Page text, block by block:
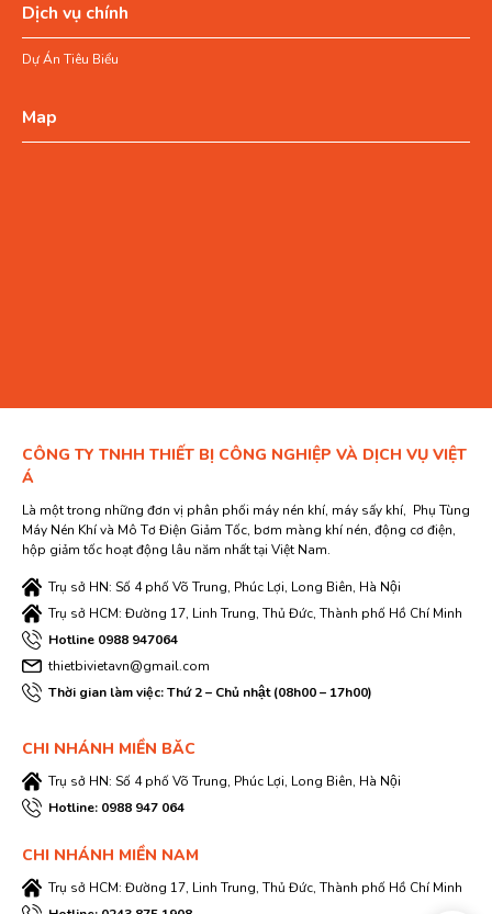
Dịch vụ chính
Dự Án Tiêu Biểu
Map
CÔNG TY TNHH THIẾT BỊ CÔNG NGHIỆP VÀ DỊCH VỤ VIỆT
Á
Là một trong những đơn vị phân phối máy nén khí, máy sấy khí, Phụ Tùng
Máy Nén Khí và Mô Tơ Điện Giảm Tốc, bơm màng khí nén, động cơ điện,
hộp giảm tốc hoạt động lâu năm nhất tại Việt Nam.
Trụ sở HN: Số 4 phố Võ Trung, Phúc Lợi, Long Biên, Hà Nội
Trụ sở HCM: Đường 17, Linh Trung, Thủ Đức, Thành phố Hồ Chí Minh
Hotline 0988 947064
thietbivietavn@gmail.com
Thời gian làm việc: Thứ 2 – Chủ nhật (08h00 – 17h00)
CHI NHÁNH MIỀN BĂC
Trụ sở HN: Số 4 phố Võ Trung, Phúc Lợi, Long Biên, Hà Nội
Hotline: 0988 947 064
CHI NHÁNH MIỀN NAM
Trụ sở HCM: Đường 17, Linh Trung, Thủ Đức, Thành phố Hồ Chí Minh